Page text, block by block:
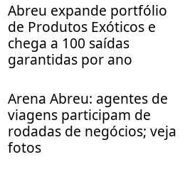
Abreu expande portfólio
de Produtos Exóticos e
chega a 100 saídas
garantidas por ano
Arena Abreu: agentes de
viagens participam de
rodadas de negócios; veja
fotos